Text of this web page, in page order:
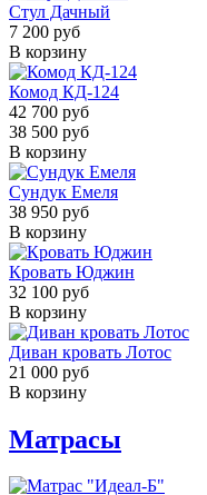
Стул Дачный
7 200 руб
В корзину
Комод КД-124
42 700 руб
38 500 руб
В корзину
Сундук Емеля
38 950 руб
В корзину
Кровать Юджин
32 100 руб
В корзину
Диван кровать Лотос
21 000 руб
В корзину
Матрасы